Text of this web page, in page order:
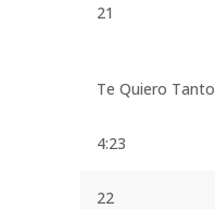
21
Te Quiero Tanto
4:23
22